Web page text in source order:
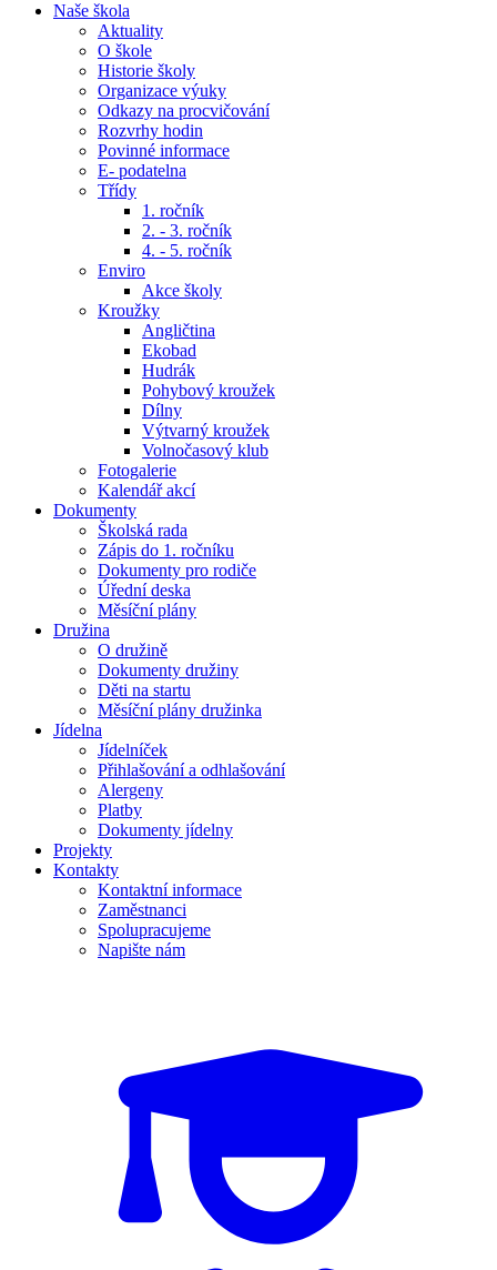
Naše škola
Aktuality
O škole
Historie školy
Organizace výuky
Odkazy na procvičování
Rozvrhy hodin
Povinné informace
E- podatelna
Třídy
1. ročník
2. - 3. ročník
4. - 5. ročník
Enviro
Akce školy
Kroužky
Angličtina
Ekobad
Hudrák
Pohybový kroužek
Dílny
Výtvarný kroužek
Volnočasový klub
Fotogalerie
Kalendář akcí
Dokumenty
Školská rada
Zápis do 1. ročníku
Dokumenty pro rodiče
Úřední deska
Měsíční plány
Družina
O družině
Dokumenty družiny
Děti na startu
Měsíční plány družinka
Jídelna
Jídelníček
Přihlašování a odhlašování
Alergeny
Platby
Dokumenty jídelny
Projekty
Kontakty
Kontaktní informace
Zaměstnanci
Spolupracujeme
Napište nám